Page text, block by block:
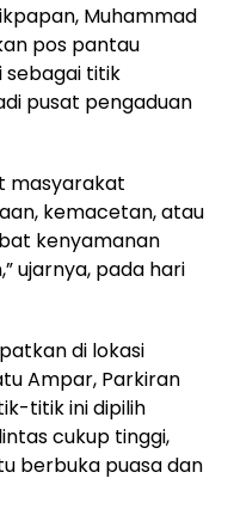
Muhammad
pos pantau
sebagai titik
pusat pengaduan
masyarakat
kemacetan, atau
kenyamanan
ujarnya, pada hari
di lokasi
Ampar, Parkiran
titik ini dipilih
cukup tinggi,
berbuka puasa dan